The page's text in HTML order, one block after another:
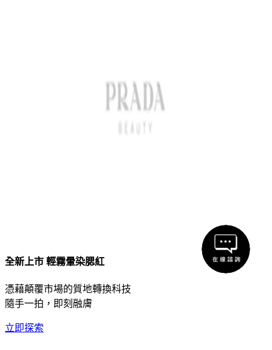
全新上市 輕霧暈染腮紅
憑藉顛覆市場的質地轉換科技
隨手一拍，即刻融膚
立即探索